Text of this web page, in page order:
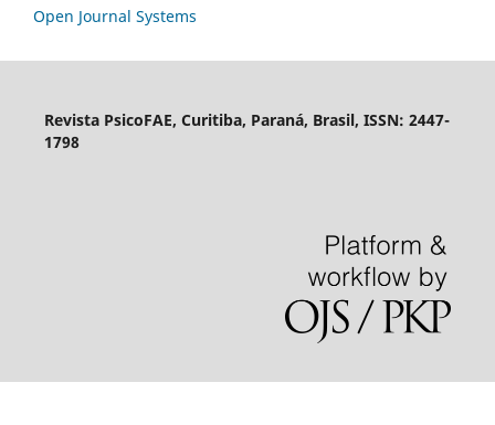
Open Journal Systems
Revista PsicoFAE, Curitiba, Paraná, Brasil, ISSN: 2447-
1798